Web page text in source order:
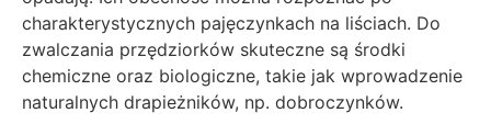
charakterystycznych pajęczynkach na liściach. Do
zwalczania przędziorków skuteczne są środki
chemiczne oraz biologiczne, takie jak wprowadzenie
naturalnych drapieżników, np. dobroczynków.